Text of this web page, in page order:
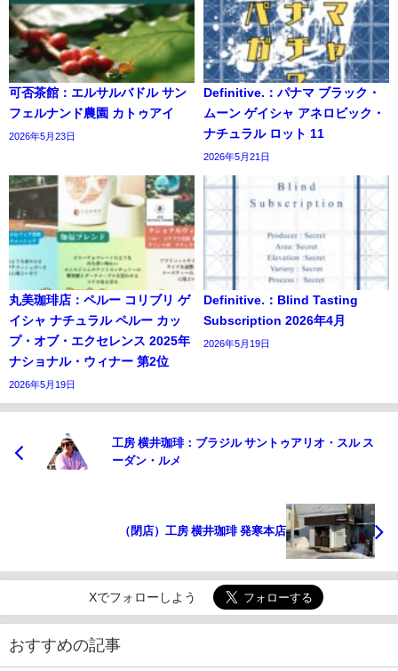
可否茶館：エルサルバドル サン
フェルナンド農園 カトゥアイ
2026年5月23日
Definitive.：パナマ ブラック・
ムーン ゲイシャ アネロビック・
ナチュラル ロット 11
2026年5月21日
丸美珈琲店：ペルー コリブリ ゲ
イシャ ナチュラル ペルー カッ
プ・オブ・エクセレンス 2025年
ナショナル・ウィナー 第2位
2026年5月19日
Definitive.：Blind Tasting
Subscription 2026年4月
2026年5月19日
工房 横井珈琲：ブラジル サントゥアリオ・スル ス
ーダン・ルメ
（閉店）工房 横井珈琲 発寒本店
Xでフォローしよう
おすすめの記事